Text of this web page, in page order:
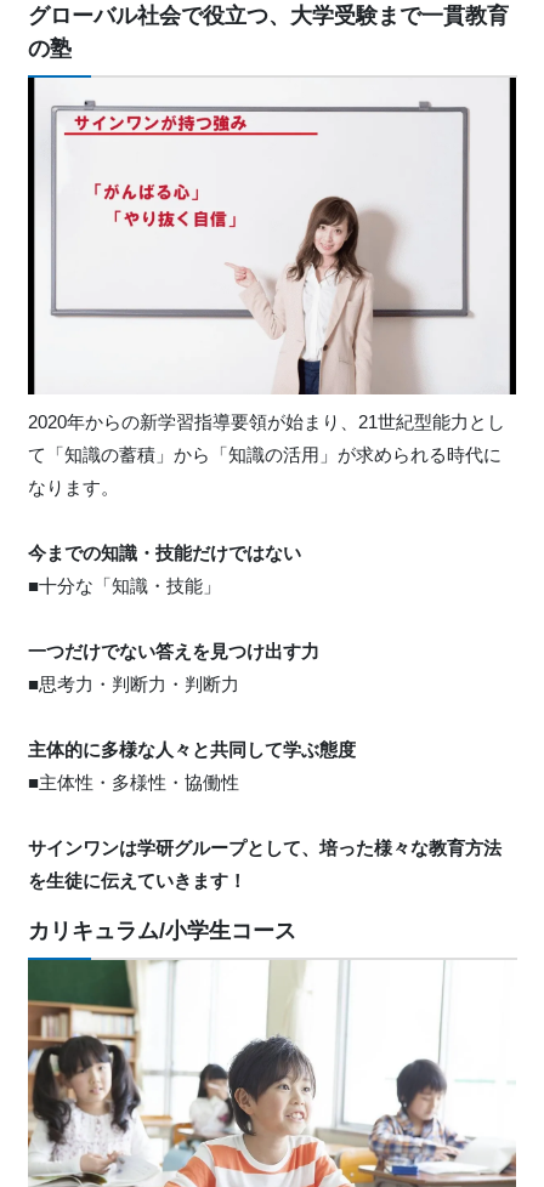
グローバル社会で役立つ、大学受験まで一貫教育
の塾
2020年からの新学習指導要領が始まり、21世紀型能力とし
て「知識の蓄積」から「知識の活用」が求められる時代に
なります。
今までの知識・技能だけではない
■十分な「知識・技能」
一つだけでない答えを見つけ出す力
■思考力・判断力・判断力
主体的に多様な人々と共同して学ぶ態度
■主体性・多様性・協働性
サインワンは学研グループとして、培った様々な教育方法
を生徒に伝えていきます！
カリキュラム/小学生コース